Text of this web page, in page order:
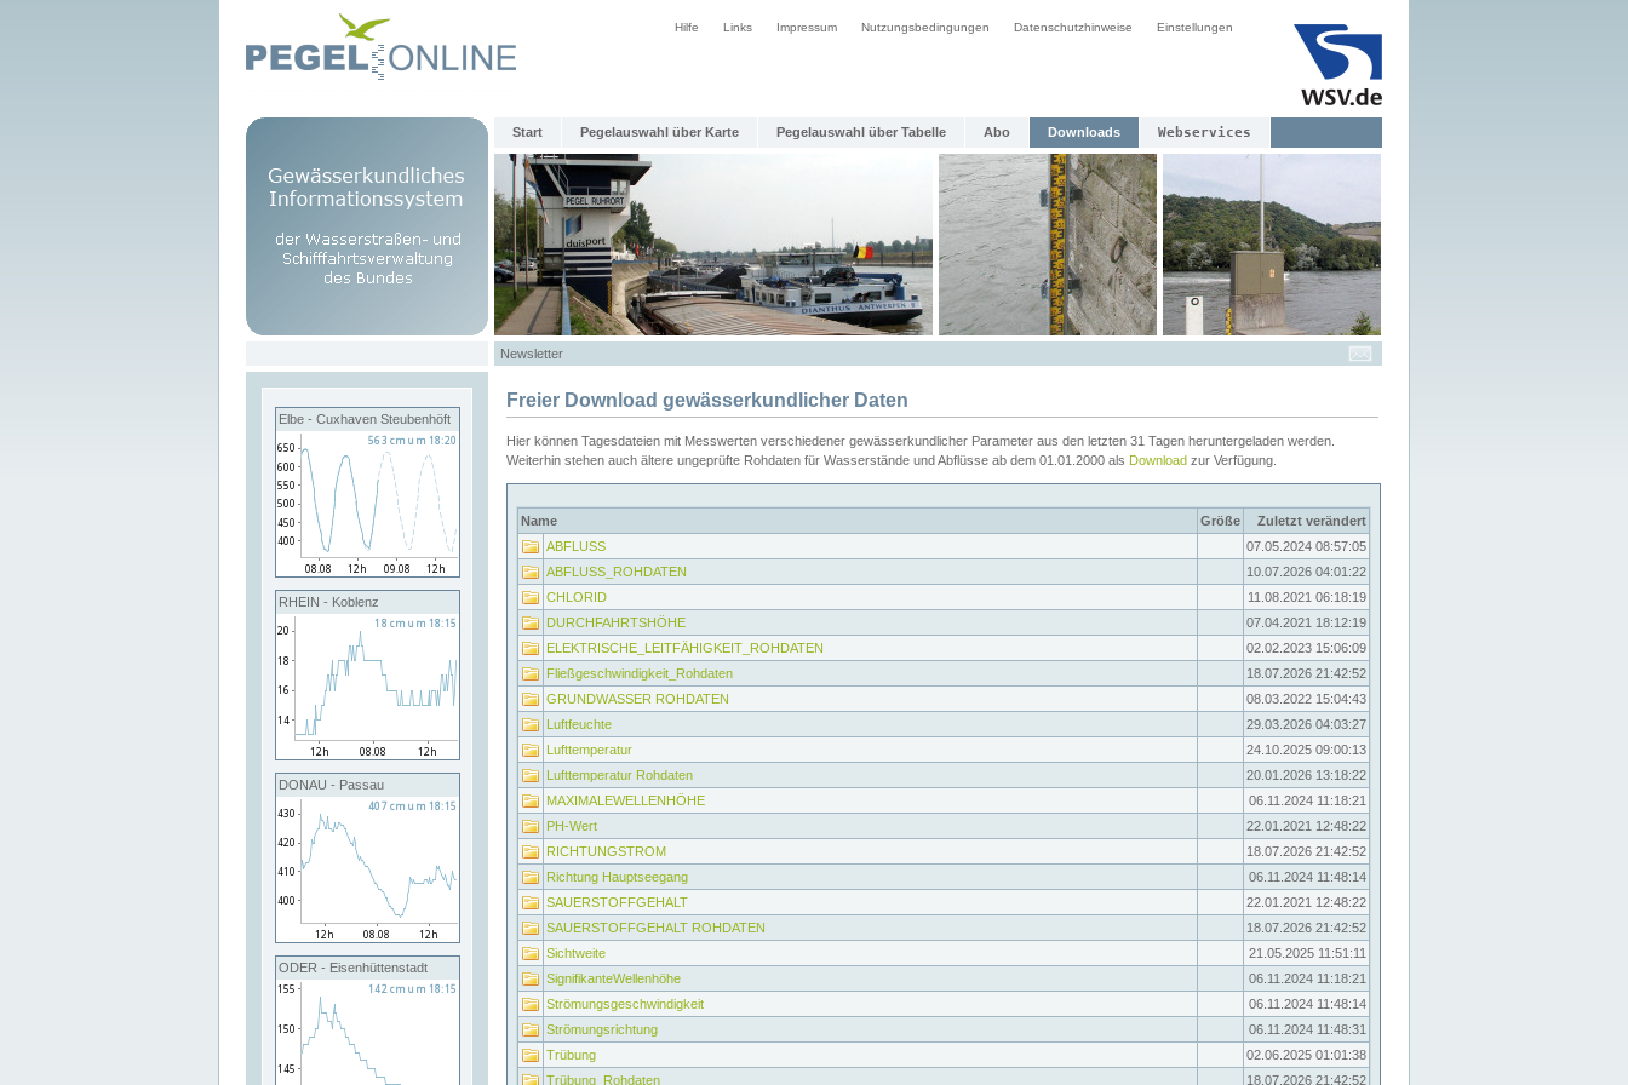
Hilfe Links Impressum Nutzungsbedingungen Datenschutzhinweise Einstellungen
Start Pegelauswahl über Karte Pegelauswahl über Tabelle Abo Downloads Webservices
Newsletter
Elbe - Cuxhaven Steubenhöft
RHEIN - Koblenz
DONAU - Passau
ODER - Eisenhüttenstadt
Freier Download gewässerkundlicher Daten
Hier können Tagesdateien mit Messwerten verschiedener gewässerkundlicher Parameter aus den letzten 31 Tagen heruntergeladen werden.
Weiterhin stehen auch ältere ungeprüfte Rohdaten für Wasserstände und Abflüsse ab dem 01.01.2000 als Download zur Verfügung.
Name Größe
Zuletzt verändert
ABFLUSS
07.05.2024 08:57:05
ABFLUSS_ROHDATEN
10.07.2026 04:01:22
CHLORID
11.08.2021 06:18:19
DURCHFAHRTSHÖHE
07.04.2021 18:12:19
ELEKTRISCHE_LEITFÄHIGKEIT_ROHDATEN
02.02.2023 15:06:09
Fließgeschwindigkeit_Rohdaten
18.07.2026 21:42:52
GRUNDWASSER ROHDATEN
08.03.2022 15:04:43
Luftfeuchte
29.03.2026 04:03:27
Lufttemperatur
24.10.2025 09:00:13
Lufttemperatur Rohdaten
20.01.2026 13:18:22
MAXIMALEWELLENHÖHE
06.11.2024 11:18:21
PH-Wert
22.01.2021 12:48:22
RICHTUNGSTROM
18.07.2026 21:42:52
Richtung Hauptseegang
06.11.2024 11:48:14
SAUERSTOFFGEHALT
22.01.2021 12:48:22
SAUERSTOFFGEHALT ROHDATEN
18.07.2026 21:42:52
Sichtweite
21.05.2025 11:51:11
SignifikanteWellenhöhe
06.11.2024 11:18:21
Strömungsgeschwindigkeit
06.11.2024 11:48:14
Strömungsrichtung
06.11.2024 11:48:31
Trübung
02.06.2025 01:01:38
Trübung_Rohdaten
18.07.2026 21:42:52